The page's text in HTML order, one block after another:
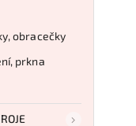
obracečky
prkna